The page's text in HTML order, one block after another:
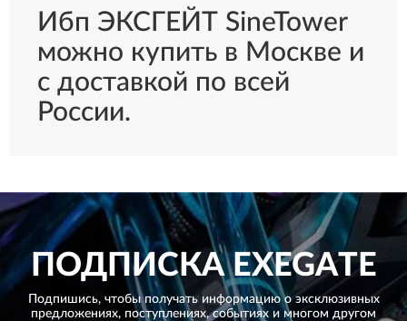
Ибп ЭКСГЕЙТ SineTower
можно купить в Москве и
с доставкой по всей
России.
ПОДПИСКАEXEGATE
Подпишись, чтобы получать информацию о эксклюзивных
предложениях, поступлениях, событиях и многом другом